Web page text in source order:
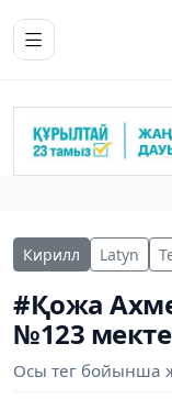
Кирилл Latyn
#Қожа
№123
Осы тег бойынша